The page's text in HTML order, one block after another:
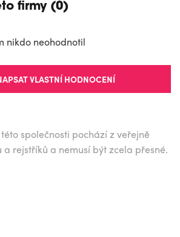
firmy (0)
nikdo neohodnotil
VLASTNÍ HODNOCENÍ
společnosti pochází z veřejně
rejstříků a nemusí být zcela přesné.